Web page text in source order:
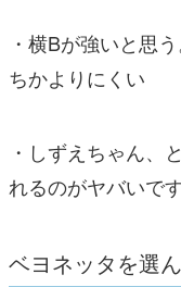
・横Bが強いと思
ちかよりにくい
・しずえちゃん、
れるのがヤバいで
ベヨネッタを選